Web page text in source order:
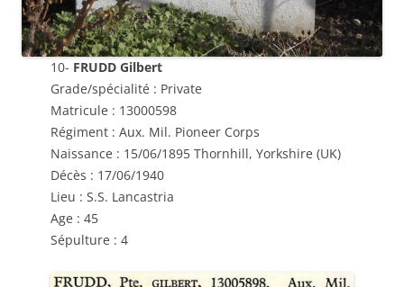
10- FRUDD Gilbert
Grade/spécialité : Private
Matricule : 13000598
Régiment : Aux. Mil. Pioneer Corps
Naissance : 15/06/1895 Thornhill, Yorkshire (UK)
Décès : 17/06/1940
Lieu : S.S. Lancastria
Age : 45
Sépulture : 4